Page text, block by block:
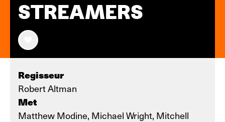
STREAMERS
Regisseur
Robert Altman
Met
Matthew Modine, Michael Wright, Mitchell